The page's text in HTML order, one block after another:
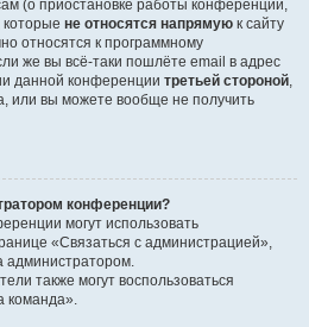
(о приостановке работы конференции,
которые не относятся напрямую к сайту
относятся к программному
же вы всё-таки пошлёте email в адрес
данной конференции третьей стороной
или вы можете вообще не получить
конференции?
могут использовать
«Связаться с администрацией»,
администратором.
также могут воспользоваться
команда».